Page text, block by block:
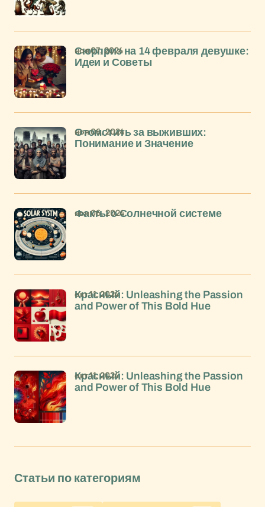
Сюрприз на 14 февраля девушке:
Идеи и Советы
ноя 07, 2024
Отомстить за выживших:
Понимание и Значение
ноя 06, 2024
Факты о Солнечной системе
ноя 06, 2024
Красный: Unleashing the Passion
and Power of This Bold Hue
окт 11, 2024
Красный: Unleashing the Passion
and Power of This Bold Hue
окт 11, 2024
Статьи по категориям